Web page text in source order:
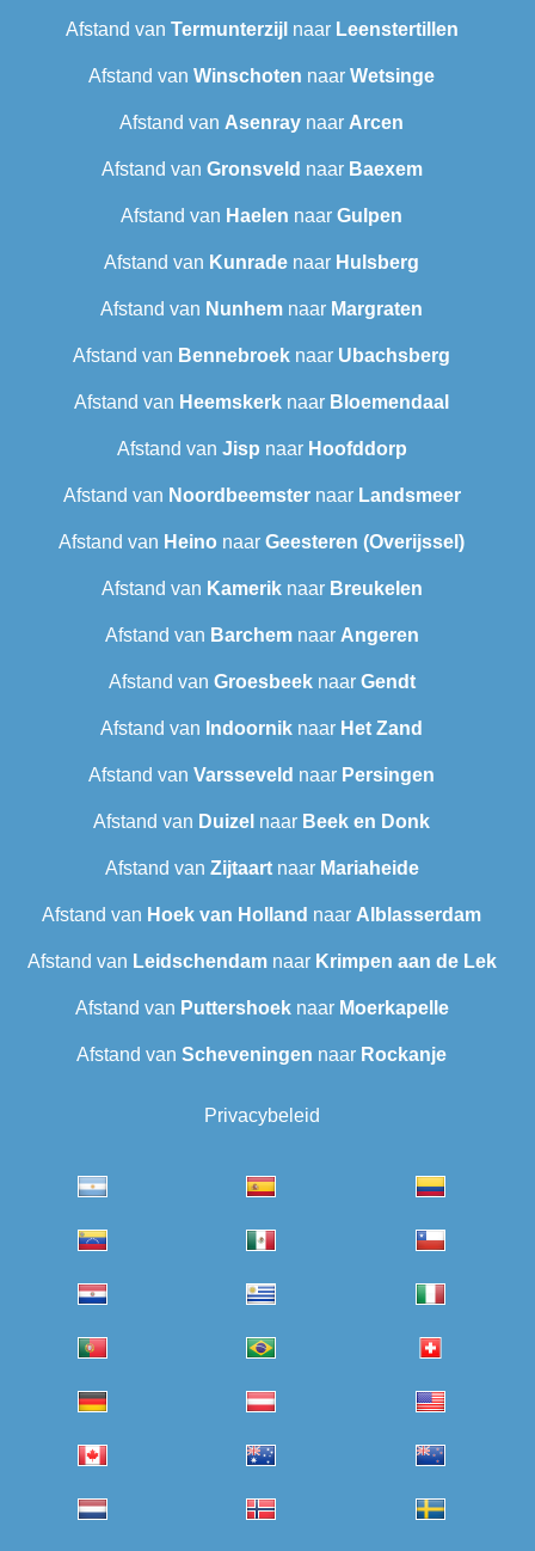
Afstand van Termunterzijl naar Leenstertillen‎
Afstand van Winschoten naar Wetsinge
Afstand van Asenray naar Arcen
Afstand van Gronsveld naar Baexem
Afstand van Haelen naar Gulpen
Afstand van Kunrade naar Hulsberg
Afstand van Nunhem naar Margraten
Afstand van Bennebroek naar Ubachsberg
Afstand van Heemskerk naar Bloemendaal
Afstand van Jisp naar Hoofddorp
Afstand van Noordbeemsternaar Landsmeer
Afstand van Heino naar Geesteren (Overijssel)
Afstand van Kameriknaar Breukelen
Afstand van Barchemnaar Angeren
Afstand van Groesbeeknaar Gendt
Afstand van Indoornik naar Het Zand
Afstand van Varsseveld naar Persingen
Afstand van Duizel naar Beek en Donk
Afstand van Zijtaartnaar Mariaheide
Afstand van Hoek van Holland naar Alblasserdam
Afstand van Leidschendamnaar Krimpen aan de Lek
Afstand van Puttershoeknaar Moerkapelle
Afstand van Scheveningen‎ naar Rockanje
Privacybeleid